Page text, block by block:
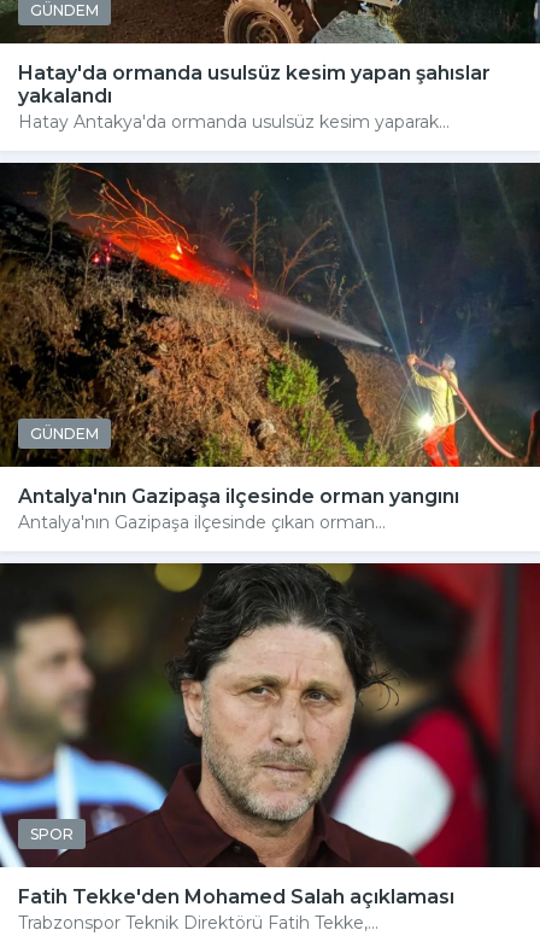
GÜNDEM
Hatay'da ormanda usulsüz kesim yapan şahıslar
yakalandı
Hatay Antakya'da ormanda usulsüz kesim yaparak...
GÜNDEM
Antalya'nın Gazipaşa ilçesinde orman yangını
Antalya'nın Gazipaşa ilçesinde çıkan orman...
SPOR
Fatih Tekke'den Mohamed Salah açıklaması
Trabzonspor Teknik Direktörü Fatih Tekke,...